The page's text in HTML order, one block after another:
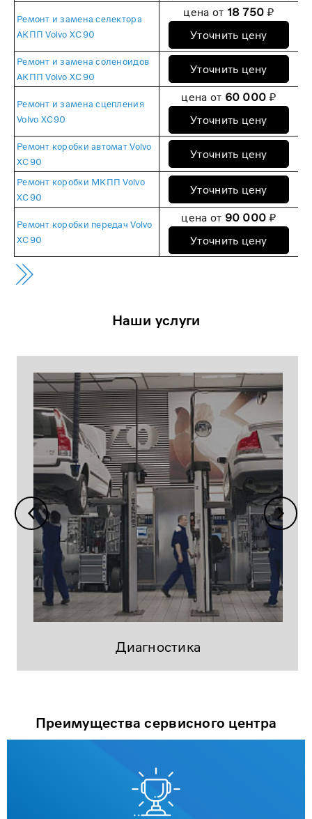
Ремонт и замена селектора
АКПП Volvo XC90
цена от 18 750 ₽
Уточнить цену
Ремонт и замена соленоидов
АКПП Volvo XC90
Уточнить цену
Ремонт и замена сцепления
Volvo XC90
цена от 60 000 ₽
Уточнить цену
Ремонт коробки автомат Volvo
XC90
Уточнить цену
Ремонт коробки МКПП Volvo
XC90
Уточнить цену
Ремонт коробки передач Volvo
XC90
цена от 90 000 ₽
Уточнить цену
Наши услуги
Диагностика
Преимущества сервисного центра